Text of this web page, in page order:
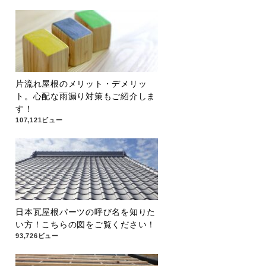
片流れ屋根のメリット・デメリッ
ト。心配な雨漏り対策もご紹介しま
す！
107,121ビュー
日本瓦屋根パーツの呼び名を知りた
い方！こちらの図をご覧ください！
93,726ビュー